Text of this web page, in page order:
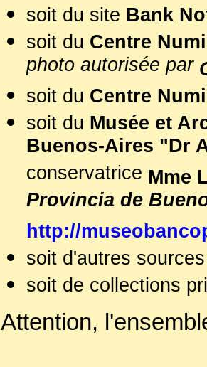
soit du site Bank
soit du Centre
photo autorisée par
soit du Centre
soit du Musée et
Buenos-Aires "Dr
conservatrice Mme
Provincia de
http://
soit d'autres
soit de collections
Attention,